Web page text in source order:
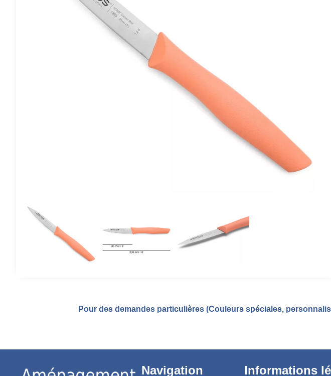
Pour des demandes particulières (Couleurs spéciales,
Navigation Informations